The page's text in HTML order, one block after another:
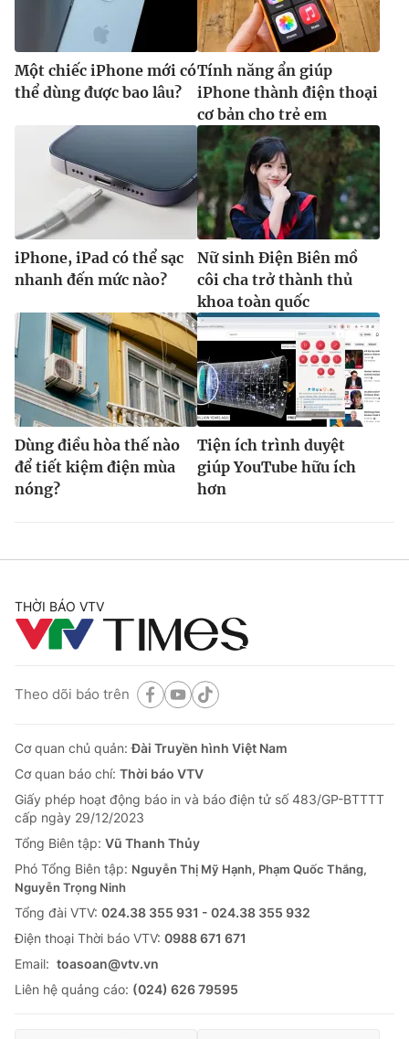
Một chiếc iPhone mới có
thể dùng được bao lâu?
Tính năng ẩn giúp
iPhone thành điện thoại
cơ bản cho trẻ em
iPhone, iPad có thể sạc
nhanh đến mức nào?
Nữ sinh Điện Biên mồ
côi cha trở thành thủ
khoa toàn quốc
Dùng điều hòa thế nào
để tiết kiệm điện mùa
nóng?
Tiện ích trình duyệt
giúp YouTube hữu ích
hơn
THỜI BÁO VTV
Theo dõi báo trên
Cơ quan chủ quản:Đài Truyền hình Việt Nam
Cơ quan báo chí: Thời báo VTV
Giấy phép hoạt động báo in và báo điện tử số 483/GP-BTTTT
cấp ngày 29/12/2023
Tổng Biên tập: Vũ Thanh Thủy
Phó Tổng Biên tập: Nguyễn Thị Mỹ Hạnh, Phạm Quốc Thắng,
Nguyễn Trọng Ninh
Tổng đài VTV: 024.38 355 931 - 024.38 355 932
Ðiện thoại Thời báo VTV: 0988 671 671
Email: toasoan@vtv.vn
Liên hệ quảng cáo: (024) 626 79595